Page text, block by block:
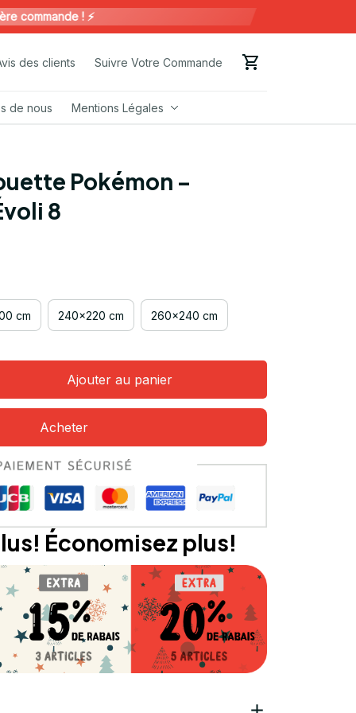
! ⚡️
des clients Suivre Votre Commande
de nous Mentions Légales
Pokémon –
8
cm 240x220 cm 260x240 cm
Ajouter au panier
Acheter
Économisez plus!